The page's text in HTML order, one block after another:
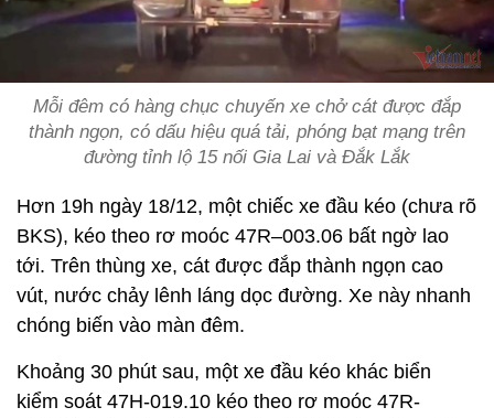
Mỗi đêm có hàng chục chuyến xe chở cát được đắp
thành ngọn, có dấu hiệu quá tải, phóng bạt mạng trên
đường tỉnh lộ 15 nối Gia Lai và Đắk Lắk
Hơn 19h ngày 18/12, một chiếc xe đầu kéo (chưa rõ
BKS), kéo theo rơ moóc 47R–003.06 bất ngờ lao
tới. Trên thùng xe, cát được đắp thành ngọn cao
vút, nước chảy lênh láng dọc đường. Xe này nhanh
chóng biến vào màn đêm.
Khoảng 30 phút sau, một xe đầu kéo khác biển
kiểm soát 47H-019.10 kéo theo rơ moóc 47R-